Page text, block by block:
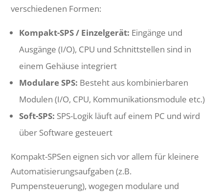
verschiedenen Formen:
Kompakt-SPS / Einzelgerät: Eingänge und
Ausgänge (I/O), CPU und Schnittstellen sind in
einem Gehäuse integriert
Modulare SPS: Besteht aus kombinierbaren
Modulen (I/O, CPU, Kommunikationsmodule etc.)
Soft-SPS: SPS-Logik läuft auf einem PC und wird
über Software gesteuert
Kompakt-SPSen eignen sich vor allem für kleinere
Automatisierungsaufgaben (z.B.
Pumpensteuerung), wogegen modulare und